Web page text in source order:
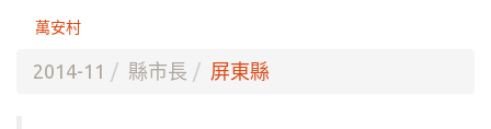
萬安村
2014-11 縣市長 屏東縣